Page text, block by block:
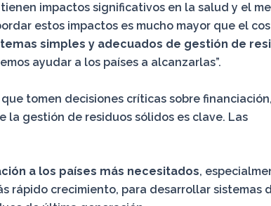
impactos significativos en la salud y el
estos impactos es mucho mayor que el
simples y adecuados de gestión de
ayudar a los países a alcanzarlas”.
tomen decisiones críticas sobre financiación,
la gestión de residuos sólidos es clave. Las
a los países más necesitados,
rápido crecimiento, para desarrollar sistemas